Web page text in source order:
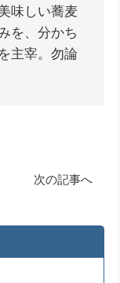
味しい蕎麦
を、分かち
主宰。勿論
次の記事へ